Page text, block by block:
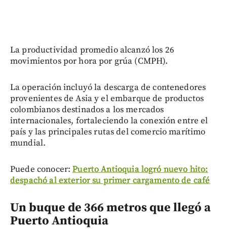
La productividad promedio alcanzó los 26
movimientos por hora por grúa (CMPH).
La operación incluyó la descarga de contenedores
provenientes de Asia y el embarque de productos
colombianos destinados a los mercados
internacionales, fortaleciendo la conexión entre el
país y las principales rutas del comercio marítimo
mundial.
Puede conocer:Puerto Antioquia logró nuevo hito:
despachó al exterior su primer cargamento de café
Un buque de 366 metros que llegó a
Puerto Antioquia